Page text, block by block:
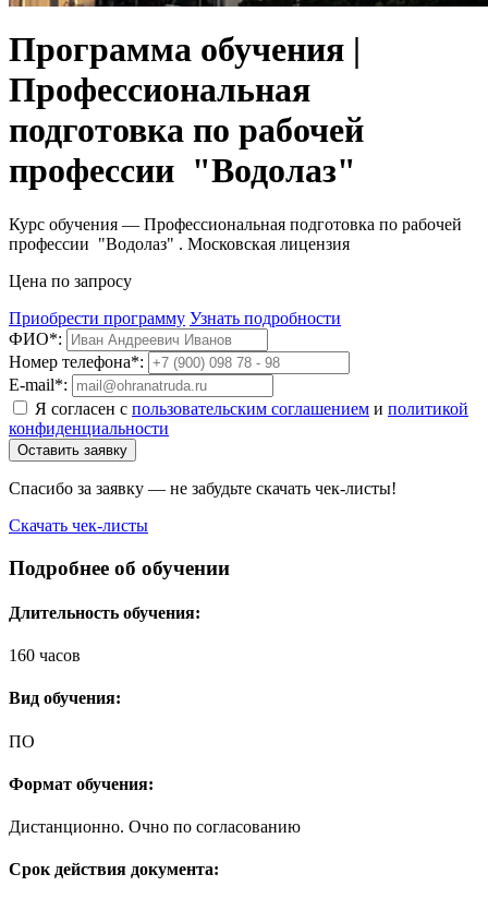
Программа обучения |
Профессиональная
подготовка по рабочей
профессии "Водолаз"
Курс обучения — Профессиональная подготовка по рабочей
профессии "Водолаз" . Московская лицензия
Цена по запросу
Приобрести программу Узнать подробности
ФИО*:
Номер телефона*:
E-mail*:
Я согласен с пользовательским соглашением и политикой
конфиденциальности
Оставить заявку
Спасибо за заявку — не забудьте скачать чек-листы!
Скачать чек-листы
Подробнее об обучении
Длительность обучения:
160 часов
Вид обучения:
ПО
Формат обучения:
Дистанционно. Очно по согласованию
Срок действия документа: